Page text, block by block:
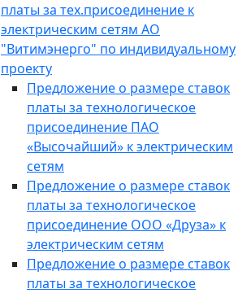
платы за тех.присоединение к
электрическим сетям АО
"Витимэнерго" по индивидуальному
проекту
Предложение о размере ставок
платы за технологическое
присоединение ПАО
«Высочайший» к электрическим
сетям
Предложение о размере ставок
платы за технологическое
присоединение ООО «Друза» к
электрическим сетям
Предложение о размере ставок
платы за технологическое